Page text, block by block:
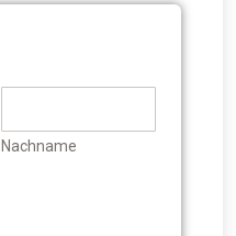
Nachname